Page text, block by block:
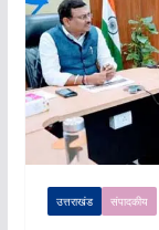
उत्तराखंड संपादकीय